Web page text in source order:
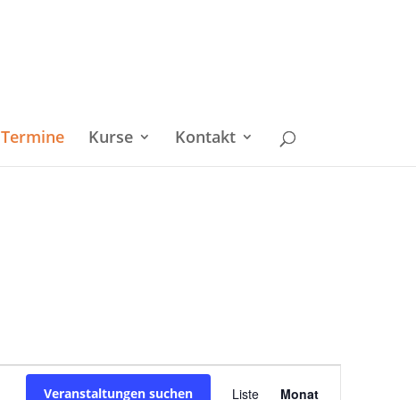
Termine Kurse Kontakt
Veranstaltungen suchen Liste Monat